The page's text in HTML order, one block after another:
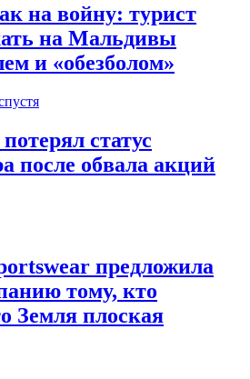
на войну: турист
на Мальдивы
и «обезболом»
статус
после обвала акций
предложила
тому, кто
Земля плоская